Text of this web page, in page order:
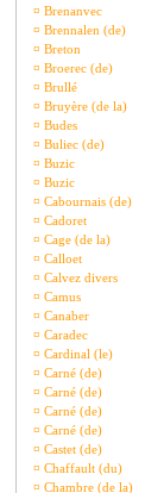
¤ Brenanvec
¤ Brennalen (de)
¤ Breton
¤ Broerec (de)
¤ Brullé
¤ Bruyère (de la)
¤ Budes
¤ Buliec (de)
¤ Buzic
¤ Buzic
¤ Cabournais (de)
¤ Cadoret
¤ Cage (de la)
¤ Calloet
¤ Calvez divers
¤ Camus
¤ Canaber
¤ Caradec
¤ Cardinal (le)
¤ Carné (de)
¤ Carné (de)
¤ Carné (de)
¤ Carné (de)
¤ Castet (de)
¤ Chaffault (du)
¤ Chambre (de la)